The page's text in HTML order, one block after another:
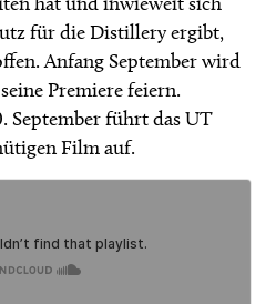
für die Distillery ergibt,
Anfang September wird
seine Premiere feiern.
September führt das UT
Film auf.